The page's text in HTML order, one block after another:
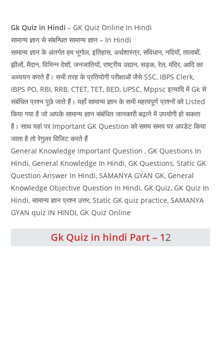
Gk Quiz in Hindi – GK Quiz Online In Hindi
सामान्य ज्ञान से संबन्धित सामान्य ज्ञान – In Hindi
सामान्य ज्ञान के अंतर्गत हम भूगोल, इतिहास, अर्थशास्त्र, संविधान, नदियों, तालाबों,
झीलों, मैदान, विभिन्न देशों, जनजातियों, राष्ट्रीय उद्यान, सड़क, रेल, मंदिर, आदि का
अध्ययन करते हैं। सभी तरह के प्रतियोगी परीक्षाओं जैसे SSC, IBPS Clerk,
IBPS PO, RBI, RRB, CTET, TET, BED, UPSC, Mppsc इत्यादि में Gk से
संबंधित प्रश्न पूछे जाते हैं। यहाँ सामान्य ज्ञान के सभी महत्वपूर्ण प्रश्नों को Listed
किया गया है जो आपके सामान्य ज्ञान संबंधित जानकारी बढ़ाने में उपयोगी हो सकता
है। साथ यहां पर Important GK Question को समय समय पर अपडेट किया
जाता है तो रेगुलर विजिट करते हैं
General Knowledge Important Question , GK Questions In
Hindi, General Knowledge In Hindi, GK Questions, Static GK
Question Answer In Hindi, SAMANYA GYAN GK, General
Knowledge Objective Question In Hindi, GK Quiz, GK Quiz In
Hindi, सामान्य ज्ञान प्रश्न उत्तर, Static GK quiz practice, SAMANYA
GYAN quiz IN HINDI, GK Quiz Online
Gk Quiz in hindi Part – 12